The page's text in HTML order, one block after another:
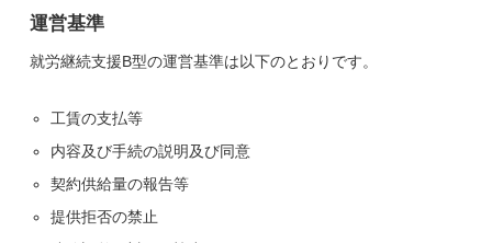
運営基準
就労継続支援B型の運営基準は以下のとおりです。
工賃の支払等
内容及び手続の説明及び同意
契約供給量の報告等
提供拒否の禁止